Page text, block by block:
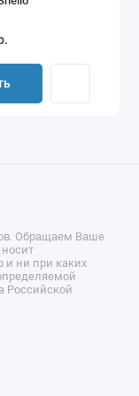
Обращаем Ваше
и ни при каких
Российской